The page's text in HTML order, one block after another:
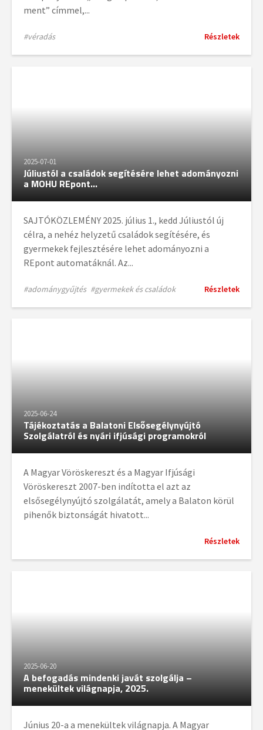
ment” címmel,...
#véradás Részletek
2025-07-01
Júliustól a családok segítésére lehet adományozni
a MOHU REpont...
SAJTÓKÖZLEMÉNY 2025. július 1., kedd Júliustól új
célra, a nehéz helyzetű családok segítésére, és
gyermekek fejlesztésére lehet adományozni a
REpont automatáknál. Az...
#adománygyűjtés #gyermekek és családok Részletek
2025-06-24
Tájékoztatás a Balatoni Elsősegélynyújtó
Szolgálatról és nyári ifjúsági programokról
A Magyar Vöröskereszt és a Magyar Ifjúsági
Vöröskereszt 2007-ben indította el azt az
elsősegélynyújtó szolgálatát, amely a Balaton körül
pihenők biztonságát hivatott...
Részletek
2025-06-20
A befogadás mindenki javát szolgálja –
menekültek világnapja, 2025.
Június 20-a a menekültek világnapja. A Magyar